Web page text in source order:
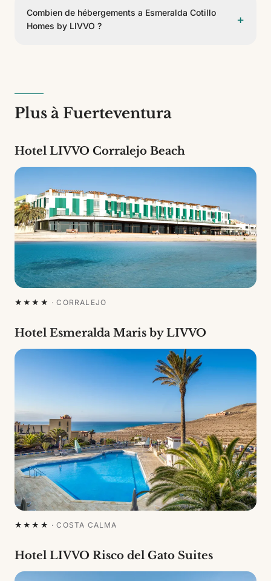
de Aeropuerto de Fuerteventura. On peut y arriver en
taxi, transfert privé ou voiture de location.
Combien de hébergements a Esmeralda Cotillo
Homes by LIVVO ?
+
Plus à Fuerteventura
Hotel LIVVO Corralejo Beach
★★★★ ·CORRALEJO
Hotel Esmeralda Maris by LIVVO
★★★★ ·COSTA CALMA
Hotel LIVVO Risco del Gato Suites